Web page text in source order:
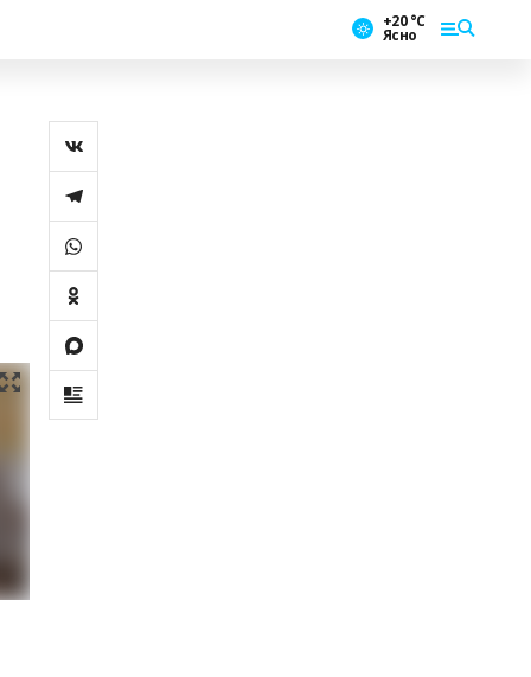
+20 °С
Ясно